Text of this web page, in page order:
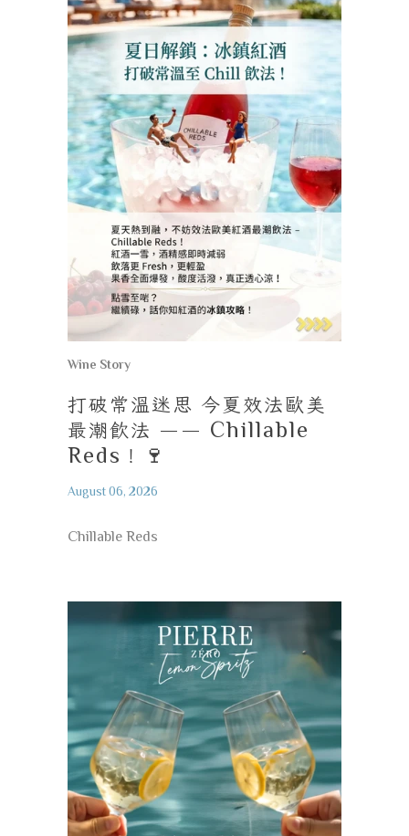
Wine Story
打破常溫迷思 今夏效法歐美
最潮飲法 —— Chillable
Reds ！ 🍷
August 06, 2026
Chillable Reds